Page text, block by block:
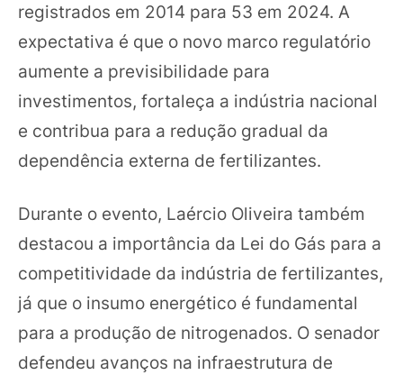
registrados em 2014 para 53 em 2024. A
expectativa é que o novo marco regulatório
aumente a previsibilidade para
investimentos, fortaleça a indústria nacional
e contribua para a redução gradual da
dependência externa de fertilizantes.
Durante o evento, Laércio Oliveira também
destacou a importância da Lei do Gás para a
competitividade da indústria de fertilizantes,
já que o insumo energético é fundamental
para a produção de nitrogenados. O senador
defendeu avanços na infraestrutura de